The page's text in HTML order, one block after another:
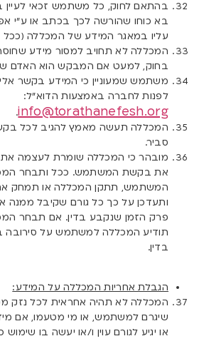
בהתאם לחוק, כל משתמש זכאי לעיין
בא כוחו שהורשה לכך בכתב או ע”י
עליו במאגר המידע של המכללה (ככל
המכללה לא תחויב למסור מידע
בחוק, למעט אם המבקש הוא האדם
משתמש שמעוניין כי המידע בקשר אליו
לפנות לחברה באמצעות הדוא”ל:
info@torathanefesh.org
.
המכללה תעשה מאמץ להגיב לכל
סביר.
מובהר כי המכללה שומרת לעצמה את
את בקשת המשתמש. ככל ותבחר
המשתמש, תתקן המכללה או תמחק
ותעדכן על כך כל גורם שקיבל ממנה
פרק הזמן שנקבע בדין. אם תבחר
תודיע המכללה למשתמש על סירובה
בדין.
הגבלת אחריות המכללה על המידע:
המכללה לא תהיה אחראית לכל נזק
שיגרם למשתמש, או מי מטעמו, אם
או יגיע לגורם עוין ו/או יעשה בו